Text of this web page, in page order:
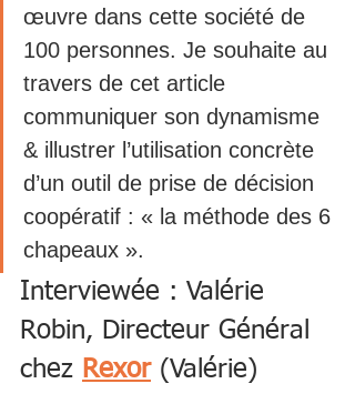
œuvre dans cette société de
100 personnes. Je souhaite au
travers de cet article
communiquer son dynamisme
& illustrer l’utilisation concrète
d’un outil de prise de décision
coopératif : « la méthode des 6
chapeaux ».
Interviewée : Valérie
Robin, Directeur Général
chez Rexor (Valérie)